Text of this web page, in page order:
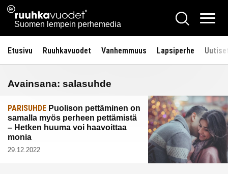
Siirry
sisältöön
Ruuhkavuodet.fi
Suomen lempein perhemedia
Hae
Etusivu Ruuhkavuodet Vanhemmuus Lapsiperhe
Avainsana: salasuhde
PARISUHDE Puolison pettäminen on
samalla myös perheen pettämistä
– Hetken huuma voi haavoittaa
monia
29.12.2022